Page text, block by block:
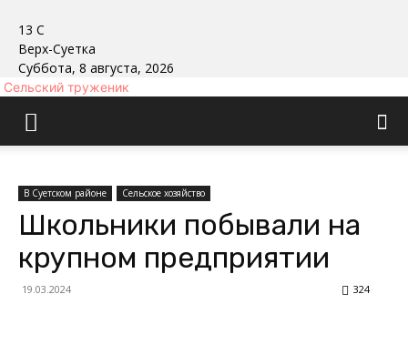
13 C
Верх-Суетка
Суббота, 8 августа, 2026
Сельский труженик
В Суетском районе Сельское хозяйство
Школьники побывали на
крупном предприятии
19.03.2024 324